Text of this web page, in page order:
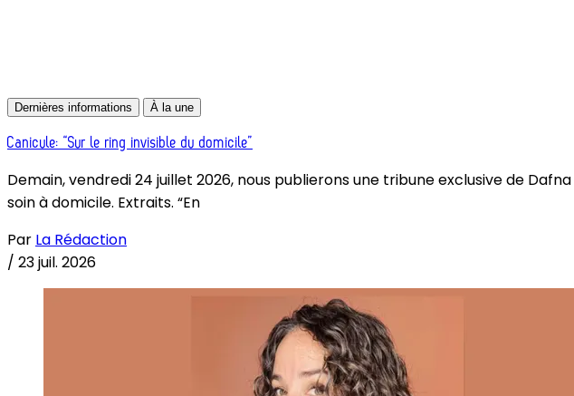
Dernières informations À la une
Canicule: “Sur le ring invisible du domicile”
Demain, vendredi 24 juillet 2026, nous publierons une tribune exclusive de
soin à domicile. Extraits. “En
Par La Rédaction
/ 23 juil. 2026